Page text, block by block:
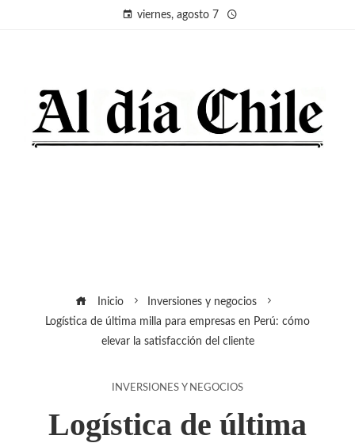
viernes, agosto 7
Inicio
Inversiones y negocios
Logística de última milla para empresas en Perú: cómo
elevar la satisfacción del cliente
INVERSIONES Y NEGOCIOS
Logística de última